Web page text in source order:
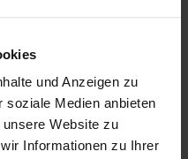
und Anzeigen zu
soziale Medien anbieten
Website zu
Informationen zu Ihrer